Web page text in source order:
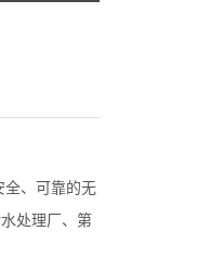
全、可靠的无
处理厂、第